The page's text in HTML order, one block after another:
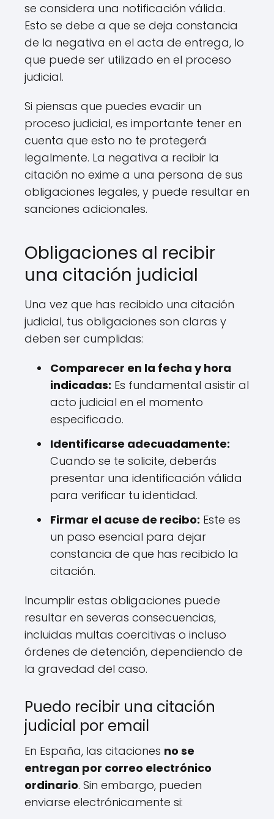
se considera una notificación válida.
Esto se debe a que se deja constancia
de la negativa en el acta de entrega, lo
que puede ser utilizado en el proceso
judicial.
Si piensas que puedes evadir un
proceso judicial, es importante tener en
cuenta que esto no te protegerá
legalmente. La negativa a recibir la
citación no exime a una persona de sus
obligaciones legales, y puede resultar en
sanciones adicionales.
Obligaciones al recibir
una citación judicial
Una vez que has recibido una citación
judicial, tus obligaciones son claras y
deben ser cumplidas:
Comparecer en la fecha y hora
indicadas: Es fundamental asistir al
acto judicial en el momento
especificado.
Identificarse adecuadamente:
Cuando se te solicite, deberás
presentar una identificación válida
para verificar tu identidad.
Firmar el acuse de recibo: Este es
un paso esencial para dejar
constancia de que has recibido la
citación.
Incumplir estas obligaciones puede
resultar en severas consecuencias,
incluidas multas coercitivas o incluso
órdenes de detención, dependiendo de
la gravedad del caso.
Puedo recibir una citación
judicial por email
En España, las citaciones no se
entregan por correo electrónico
ordinario. Sin embargo, pueden
enviarse electrónicamente si: